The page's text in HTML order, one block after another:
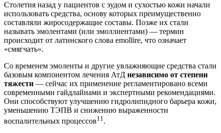
Столетия назад у пациентов с зудом и сухостью кожи начали
использовать средства, основу которых преимущественно
составляли жиросодержащие составы. Позже их стали
называть эмолентами (или эмоллиентами) — термин
происходит от латинского слова emollire, что означает
«смягчать».
Со временем эмоленты и другие увлажняющие средства стали
базовым компонентом лечения АтД независимо от степени
тяжести — сейчас их применение регламентировано всеми
современными гайдлайнами и экспертными рекомендациями.
Они способствуют улучшению гидролипидного барьера кожи,
уменьшению ТЭПВ и снижению выраженности
воспалительных процессов11.